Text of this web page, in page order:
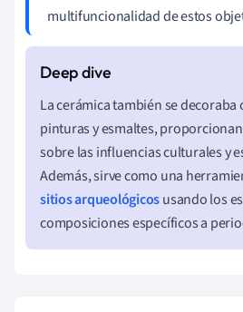
multifuncionalidad de estos
La cerámica también se decoraba
pinturas y esmaltes,
sobre las influencias culturales y
Además, sirve como una
sitios arqueológicosusando los
composiciones específicos a